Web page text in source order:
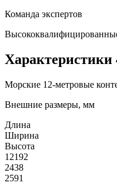
Команда экспертов
Характеристики
Морские 12-метровые
Внешние размеры, мм
Длина
Ширина
Высота
12192
2438
2591